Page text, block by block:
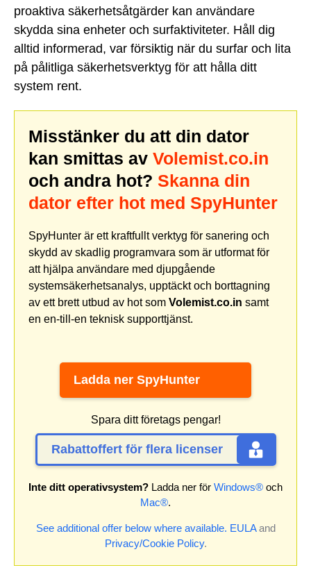
proaktiva säkerhetsåtgärder kan användare
skydda sina enheter och surfaktiviteter. Håll dig
alltid informerad, var försiktig när du surfar och lita
på pålitliga säkerhetsverktyg för att hålla ditt
system rent.
Misstänker du att din dator
kan smittas av Volemist.co.in
och andra hot? Skanna din
dator efter hot med SpyHunter
SpyHunter är ett kraftfullt verktyg för sanering och
skydd av skadlig programvara som är utformat för
att hjälpa användare med djupgående
systemsäkerhetsanalys, upptäckt och borttagning
av ett brett utbud av hot som Volemist.co.in samt
en en-till-en teknisk supporttjänst.
Ladda ner SpyHunter
Spara ditt företags pengar!
Rabattoffert för flera licenser
Inte ditt operativsystem? Ladda ner för Windows® och
Mac®.
See additional offer below where available. EULAand
Privacy/Cookie Policy.